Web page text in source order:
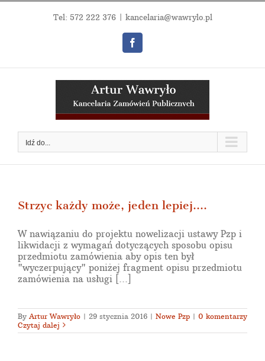
Przejdź
Tel: 572 222 376 kancelaria@wawrylo.pl
Facebook
Idź do...
Strzyc każdy może, jeden lepiej….
W nawiązaniu do projektu nowelizacji ustawy Pzp i
likwidacji z wymagań dotyczących sposobu opisu
przedmiotu zamówienia aby opis ten był
"wyczerpujący" poniżej fragment opisu przedmiotu
zamówienia na usługi [...]
By Artur Wawryło | 29 stycznia 2016 | Nowe Pzp | 0 komentarzy
Czytaj dalej